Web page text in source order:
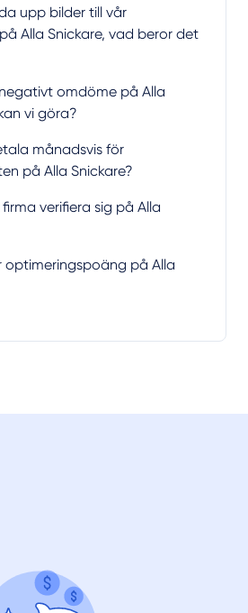
upp bilder till vår
Alla Snickare, vad beror det
omdöme på Alla
vi göra?
månadsvis för
på Alla Snickare?
firma verifiera sig på Alla
optimeringspoäng på Alla